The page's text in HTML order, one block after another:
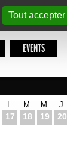
Tout accepter
EVENTS
17
M
18
M
19
J
20